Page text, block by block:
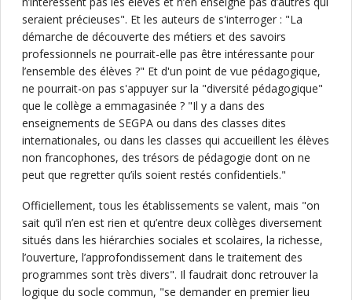
seraient précieuses". Et les auteurs de s'interroger : "La
démarche de découverte des métiers et des savoirs
professionnels ne pourrait-elle pas être intéressante pour
l’ensemble des élèves ?" Et d'un point de vue pédagogique,
ne pourrait-on pas s'appuyer sur la "diversité pédagogique"
que le collège a emmagasinée ? "Il y a dans des
enseignements de SEGPA ou dans des classes dites
internationales, ou dans les classes qui accueillent les élèves
non francophones, des trésors de pédagogie dont on ne
peut que regretter qu’ils soient restés confidentiels."
Officiellement, tous les établissements se valent, mais "on
sait qu’il n’en est rien et qu’entre deux collèges diversement
situés dans les hiérarchies sociales et scolaires, la richesse,
l’ouverture, l’approfondissement dans le traitement des
programmes sont très divers". Il faudrait donc retrouver la
logique du socle commun, "se demander en premier lieu